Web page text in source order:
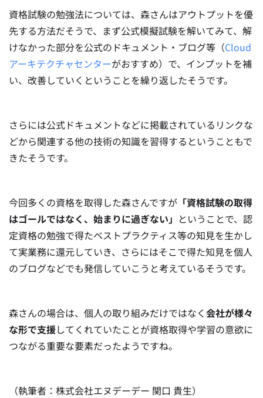
資格試験の勉強法については、森さんはアウトプットを優
先する方法だそうで、まず公式模擬試験を解いてみて、解
けなかった部分を公式のドキュメント・ブログ等（Cloud
アーキテクチャセンターがおすすめ）で、インプットを補
い、改善していくということを繰り返したそうです。
さらには公式ドキュメントなどに掲載されているリンクな
どから関連する他の技術の知識を習得するということもで
きたそうです。
今回多くの資格を取得した森さんですが 「資格試験の取得
はゴールではなく、始まりに過ぎない」 ということで、認
定資格の勉強で得たベストプラクティス等の知見を生かし
て実業務に還元していき、さらにはそこで得た知見を個人
のブログなどでも発信していこうと考えているそうです。
森さんの場合は、個人の取り組みだけではなく 会社が様々
な形で支援してくれていたことが資格取得や学習の意欲に
つながる重要な要素だったようですね。
（執筆者：株式会社エヌデーデー 関口 貴生）